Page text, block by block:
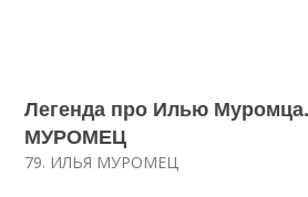
Легенда про Илью
МУРОМЕЦ
79. ИЛЬЯ МУРОМЕЦ